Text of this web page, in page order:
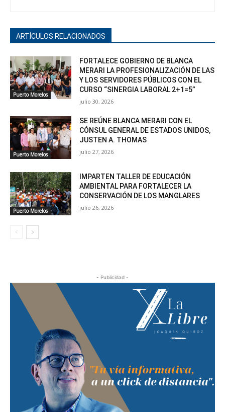
ARTÍCULOS RELACIONADOS
Puerto Morelos
FORTALECE GOBIERNO DE BLANCA
MERARI LA PROFESIONALIZACIÓN DE LAS
Y LOS SERVIDORES PÚBLICOS CON EL
CURSO “SINERGIA LABORAL 2+1=5”
julio 30, 2026
Puerto Morelos
SE REÚNE BLANCA MERARI CON EL
CÓNSUL GENERAL DE ESTADOS UNIDOS,
JUSTEN A. THOMAS
julio 27, 2026
Puerto Morelos
IMPARTEN TALLER DE EDUCACIÓN
AMBIENTAL PARA FORTALECER LA
CONSERVACIÓN DE LOS MANGLARES
julio 26, 2026
- Publicidad -